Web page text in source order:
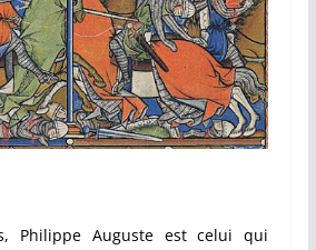
Philippe Auguste est celui qui